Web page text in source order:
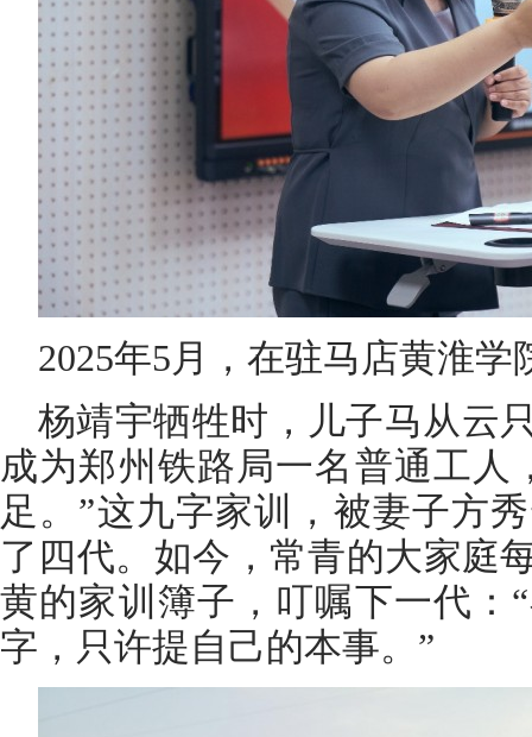
2025年5月，在驻马店黄淮学
杨靖宇牺牲时，儿子马从云
成为郑州铁路局一名普通工人
足。”这九字家训，被妻子方
了四代。如今，常青的大家庭
黄的家训簿子，叮嘱下一代：
字，只许提自己的本事。”